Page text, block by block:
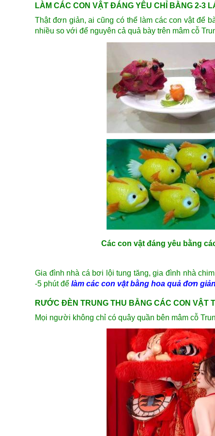
LÀM CÁC CON VẬT ĐÁNG YÊU CHỈ BẰNG 2-3
Thật đơn giản, ai cũng có thể làm các con vật để
nhiều so với để nguyên cả quả bày trên mâm cỗ
Các con vật đáng yêu bằng
Gia đình nhà cá bơi lội tung tăng, gia đình nhà
-5 phút để làm các con vật bằng hoa quả đơn giản
RƯỚC ĐÈN TRUNG THU BẰNG CÁC CON VẬT
Mọi người không chỉ có quây quần bên mâm cỗ